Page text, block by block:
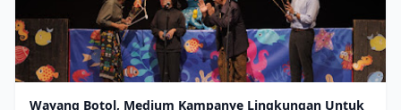
Wayang Botol, Medium Kampanye Lingkungan Untuk